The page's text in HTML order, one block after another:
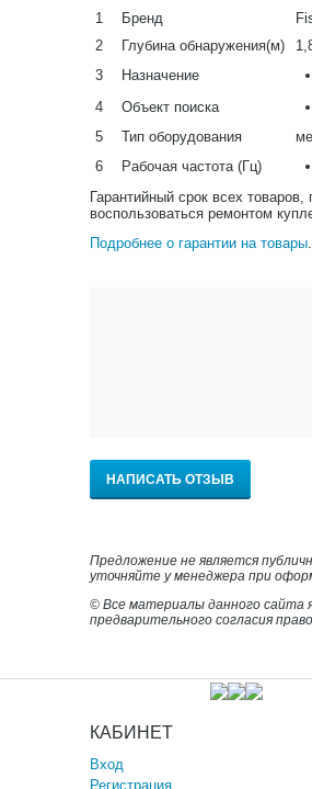
1
Бренд
2
Глубина обнаружения(м)
3
Назначение
4
Объект поиска
5
Тип оборудования
6
Рабочая частота (Гц)
Гарантийный срок всех
воспользоваться ремонтом
Подробнее о гарантии на товары.
НАПИСАТЬ ОТЗЫВ
Предложение не является
уточняйте у менеджера при
© Все материалы данного сайта
предварительного согласия
КАБИНЕТ
Вход
Регистрация